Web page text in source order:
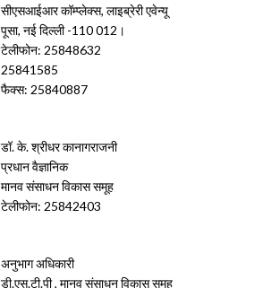
सीएसआईआर कॉम्प्लेक्स, लाइब्रेरी एवेन्यू
पूसा, नई दिल्ली -110 012।
टेलीफोन: 25848632
25841585
फैक्स: 25840887
डॉ. के. श्रीधर कानागराजनी
प्रधान वैज्ञानिक
मानव संसाधन विकास समूह
टेलीफोन: 25842403
अनुभाग अधिकारी
डी.एस.टी.पी , मानव संसाधन विकास समूह